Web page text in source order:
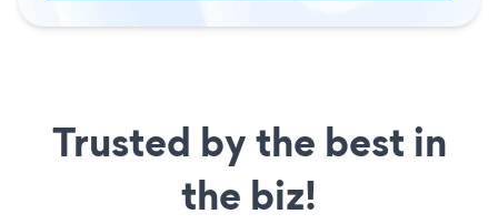
Trusted by the best in
the biz!